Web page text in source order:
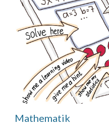
Mathematik